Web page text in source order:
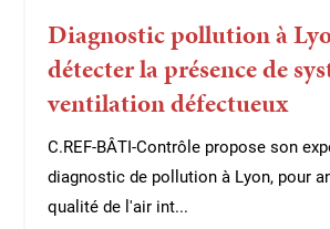
Diagnostic pollution à
détecter la présence de
ventilation défectueux
C.REF-BÂTI-Contrôle propose son
diagnostic de pollution à Lyon, pour
qualité de l'air int...